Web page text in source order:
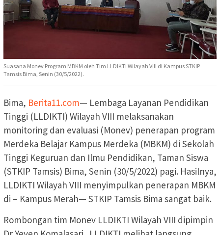
Suasana Monev Program MBKM oleh Tim LLDIKTI Wilayah VIII di Kampus STKIP
Tamsis Bima, Senin (30/5/2022).
Bima, Berita11.com— Lembaga Layanan Pendidikan
Tinggi (LLDIKTI) Wilayah VIII melaksanakan
monitoring dan evaluasi (Monev) penerapan program
Merdeka Belajar Kampus Merdeka (MBKM) di Sekolah
Tinggi Keguruan dan Ilmu Pendidikan, Taman Siswa
(STKIP Tamsis) Bima, Senin (30/5/2022) pagi. Hasilnya,
LLDIKTI Wilayah VIII menyimpulkan penerapan MBKM
di – Kampus Merah— STKIP Tamsis Bima sangat baik.
Rombongan tim Monev LLDIKTI Wilayah VIII dipimpin